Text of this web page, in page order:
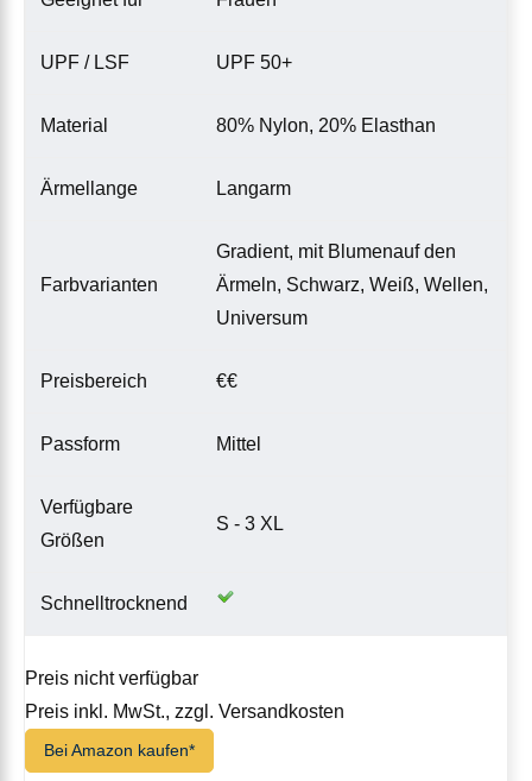
UPF / LSF UPF 50+
Material 80% Nylon, 20% Elasthan
Ärmellange Langarm
Farbvarianten
Gradient, mit Blumenauf den
Ärmeln, Schwarz, Weiß, Wellen,
Universum
Preisbereich €€
Passform Mittel
Verfügbare
Größen
S - 3 XL
Schnelltrocknend
Preis nicht verfügbar
Preis inkl. MwSt., zzgl. Versandkosten
Bei Amazon kaufen*